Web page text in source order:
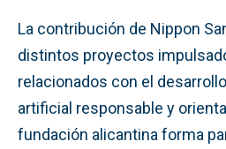
La contribución de Nippon
distintos proyectos
relacionados con el
artificial responsable y
fundación alicantina forma